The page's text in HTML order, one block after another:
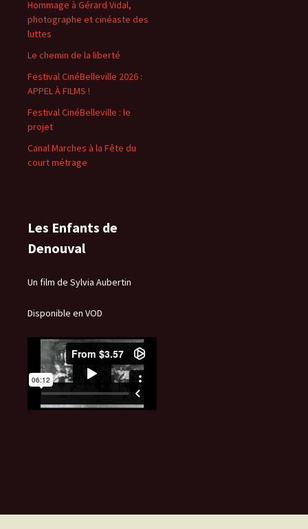
Hommage à Gérard Vidal,
photographe et cinéaste des
luttes
Le chemin de la liberté
Festival CinéBelleville 2026 :
APPEL À FILMS !
Festival CinéBelleville : le
projet
Canal Marches à la Fête du
court métrage
Les Enfants de
Denouval
Un film de Sylvia Aubertin
Disponible en VOD